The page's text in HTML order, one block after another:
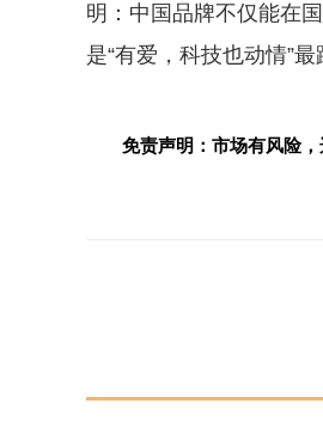
明：中国品牌不仅能在
是“有爱，科技也动情”
免责声明：市场有风险